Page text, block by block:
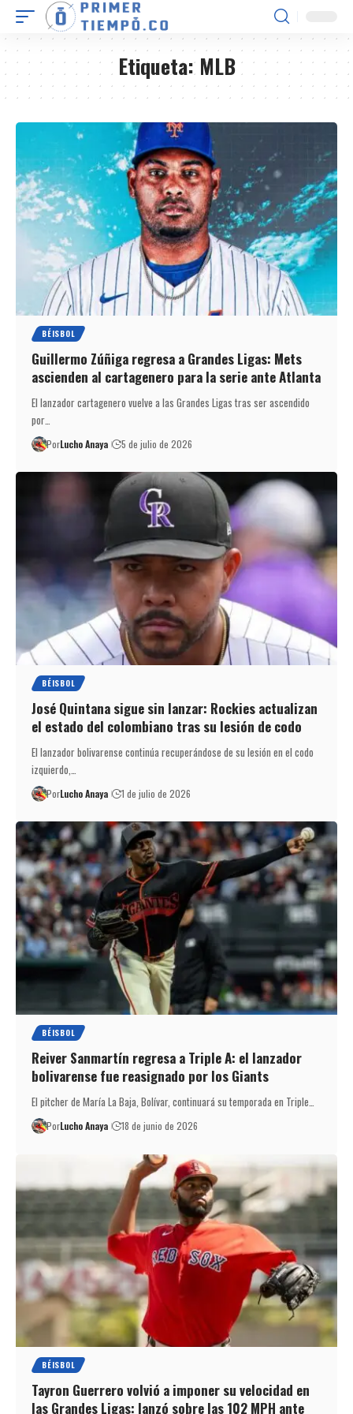
Etiqueta:MLB
BÉISBOL
Guillermo Zúñiga regresa a Grandes Ligas: Mets
ascienden al cartagenero para la serie ante Atlanta
El lanzador cartagenero vuelve a las Grandes Ligas tras ser ascendido
por…
PorLucho Anaya 5 de julio de 2026
BÉISBOL
José Quintana sigue sin lanzar: Rockies actualizan
el estado del colombiano tras su lesión de codo
El lanzador bolivarense continúa recuperándose de su lesión en el codo
izquierdo,…
PorLucho Anaya 1 de julio de 2026
BÉISBOL
Reiver Sanmartín regresa a Triple A: el lanzador
bolivarense fue reasignado por los Giants
El pitcher de María La Baja, Bolívar, continuará su temporada en Triple…
PorLucho Anaya 18 de junio de 2026
BÉISBOL
Tayron Guerrero volvió a imponer su velocidad en
las Grandes Ligas: lanzó sobre las 102 MPH ante